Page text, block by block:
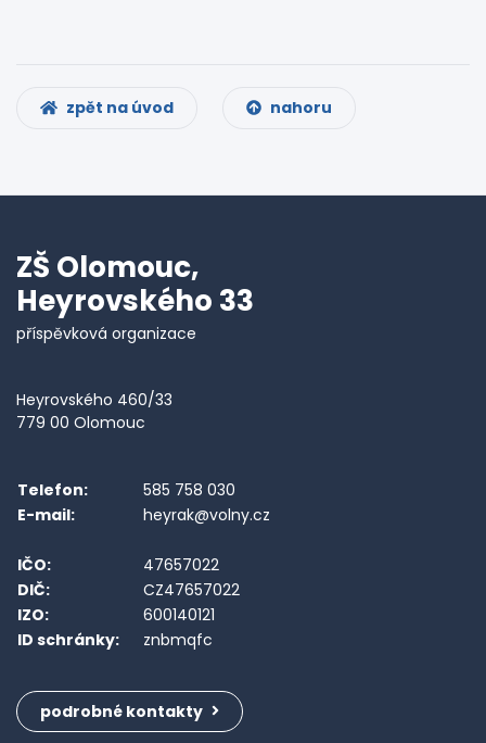
zpět na úvod nahoru
ZŠ Olomouc,
Heyrovského 33
příspěvková organizace
Heyrovského 460/33
779 00 Olomouc
Telefon:
585 758 030
E-mail:
heyrak@volny.cz
IČO:
47657022
DIČ:
CZ47657022
IZO:
600140121
ID schránky:
znbmqfc
podrobné kontakty